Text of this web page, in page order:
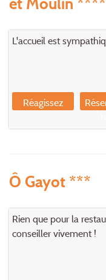
L'accueil est
Réagissez
Ô Gayot ***
Rien que pour la
conseiller vivement !